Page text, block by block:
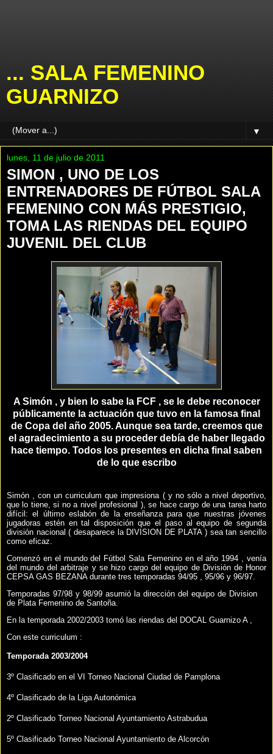
... SALA FEMENINO
GUARNIZO
▼
lunes, 11 de julio de 2011
SIMON , UNO DE LOS
ENTRENADORES DE FÚTBOL SALA
FEMENINO CON MÁS PRESTIGIO,
TOMA LAS RIENDAS DEL EQUIPO
JUVENIL DEL CLUB
A Simón , y bien lo sabe la FCF , se le debe reconocer
públicamente la actuación que tuvo en la famosa final
de Copa del año 2005. Aunque sea tarde, creemos que
el agradecimiento a su proceder debía de haber llegado
hace tiempo. Todos los presentes en dicha final saben
de lo que escribo
Simón , con un curriculum que impresiona ( y no sólo a nivel deportivo,
que lo tiene, si no a nivel profesional ), se hace cargo de una tarea harto
difícil: el último eslabón de la enseñanza para que nuestras jóvenes
jugadoras estén en tal disposición que el paso al equipo de segunda
división nacional ( desaparece la DIVISION DE PLATA ) sea tan sencillo
como eficaz.
Comenzó en el mundo del Fútbol Sala Femenino en el año 1994 , venía
del mundo del arbitraje y se hizo cargo del equipo de División de Honor
CEPSA GAS BEZANA durante tres temporadas 94/95 , 95/96 y 96/97.
Temporadas 97/98 y 98/99 asumió la dirección del equipo de Division
de Plata Femenino de Santoña.
En la temporada 2002/2003 tomó las riendas del DOCAL Guarnizo A ,
Con este curriculum :
Temporada 2003/2004
3º Clasificado en el VI Torneo Nacional Ciudad de Pamplona
4º Clasificado de la Liga Autonómica
2º Clasificado Torneo Nacional Ayuntamiento Astrabudua
5º Clasificado Torneo Nacional Ayuntamiento de Alcorcón